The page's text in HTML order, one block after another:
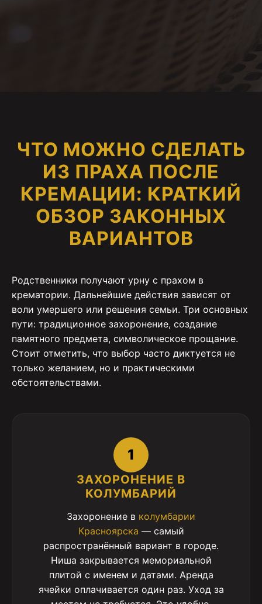
ЧТО МОЖНО СДЕЛАТЬ
ИЗ ПРАХА ПОСЛЕ
КРЕМАЦИИ: КРАТКИЙ
ОБЗОР ЗАКОННЫХ
ВАРИАНТОВ
Родственники получают урну с прахом в
крематории. Дальнейшие действия зависят от
воли умершего или решения семьи. Три основных
пути: традиционное захоронение, создание
памятного предмета, символическое прощание.
Стоит отметить, что выбор часто диктуется не
только желанием, но и практическими
обстоятельствами.
1
ЗАХОРОНЕНИЕ В
КОЛУМБАРИЙ
Захоронение в колумбарии
Красноярска — самый
распространённый вариант в городе.
Ниша закрывается мемориальной
плитой с именем и датами. Аренда
ячейки оплачивается один раз. Уход за